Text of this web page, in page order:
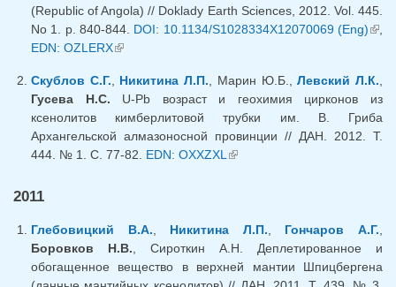
(Republic of Angola) // Doklady Earth Sciences, 2012. Vol. 445.
No 1. p. 840-844. DOI: 10.1134/S1028334X12070069 (Eng)
EDN: OZLERX(внешняя ссылка)
Скублов С.Г. Никитина Л.П. , Марин Ю.Б.,Левский Л.К.
Гусева Н.С. U-Pb возраст и геохимия цирконов из
ксенолитов кимберлитовой трубки им. В. Гриба
Архангельской алмазоносной провинции // ДАН. 2012. Т.
444. № 1. С. 77-82. EDN: OXXZXL (внешняя ссылка)
2011
Глебовицкий В.А., Никитина Л.П., Гончаров А.Г.,
Боровков Н.В., Сироткин А.Н. Деплетированное и
обогащенное вещество в верхней мантии Шпицбергена